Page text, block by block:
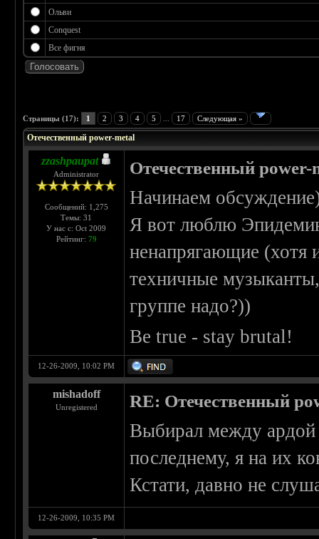
Ольви
Conquest
Все фигня
Страницы (17): 1 2 3 4 5 17 Следующая »
Отечественный power-metal
zzashpaupat
Administrator
Сообщений: 1,275
Темы: 31
У нас с: Oct 2009
Рейтинг: 79
Отечественный power-
Начинаем
Я вот люблю
ненапрягающие (хотя
техничные
группе надо?))
Be true - stay brutal!
12-26-2009, 10:02 PM
mishadoff
Unregistered RE: Отечественный
Выбирал между ардой
последнему, я на их
Кстати, давно не
12-26-2009, 10:35 PM